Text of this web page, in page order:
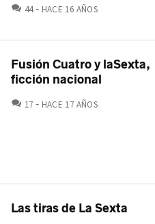
44 COMENTARIOS
HACE 16 AÑOS
Fusión Cuatro y laSexta,
ficción nacional
17 COMENTARIOS
HACE 17 AÑOS
Las tiras de La Sexta